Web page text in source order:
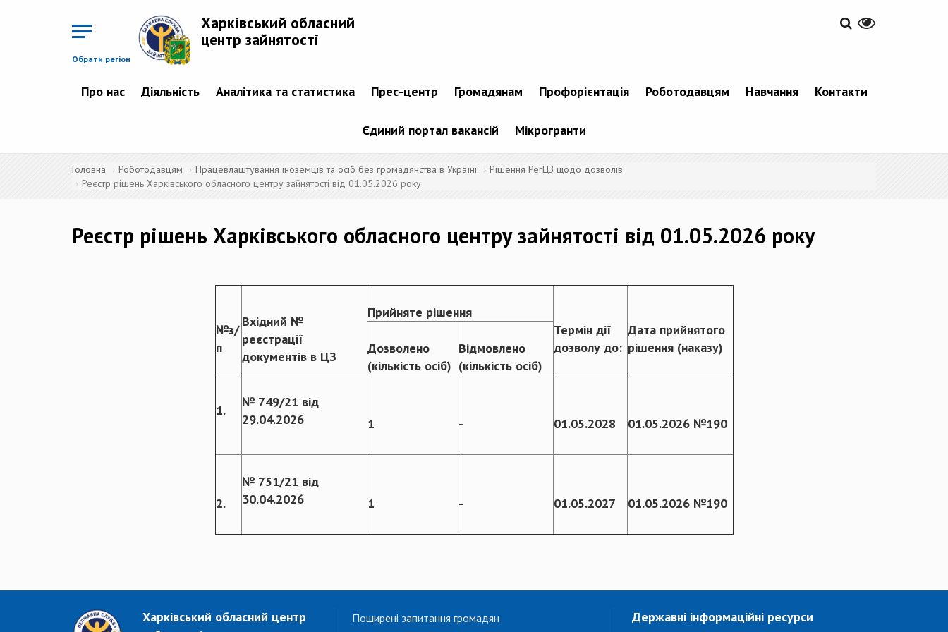
Обрати регіон
Харківський обласний
центр зайнятості
Про нас Діяльність Аналітика та статистика Прес-центр Громадянам Профорієнтація Роботодавцям Навчання Контакти
Єдиний портал вакансій Мікрогранти
Головна Роботодавцям Працевлаштування іноземців та осіб без громадянства в Україні
Рішення РегЦЗ щодо дозволів
Реєстр рішень Харківського обласного центру зайнятості від 01.05.2026 року
Реєстр рішень Харківського обласного центру зайнятості від 01.05.2026 року
№з/
п
Вхідний №
реєстрації
документів в ЦЗ
Прийняте рішення
Термін дії
дозволу до:
Дата прийнятого
рішення (наказу)
Дозволено
(кількість осіб)
Відмовлено
(кількість осіб)
1.
№ 749/21 від
29.04.2026
1 - 01.05.2028 01.05.2026 №190
2.
№ 751/21 від
30.04.2026
1 - 01.05.2027 01.05.2026 №190
Харківський обласний центр
Поширені запитання громадян
Державні інформаційні ресурси